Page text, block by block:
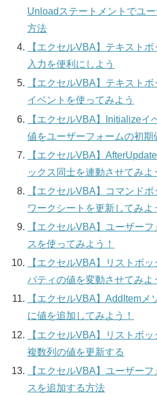
Unloadステートメントでユ
方法
【エクセルVBA】テキスト
入力を便利にしよう
【エクセルVBA】テキスト
イベントを使ってみよう
【エクセルVBA】Initializeイ
値をユーザーフォームの初期
【エクセルVBA】
ックス同士を連動させてみよ
【エクセルVBA】コマンド
ワークシートを更新してみよ
【エクセルVBA】ユーザー
スを使ってみよう！
【エクセルVBA】リストボ
パティの値を変動させてみよ
【エクセルVBA】AddItemメ
に値を追加してみよう！
【エクセルVBA】リストボ
複数列の値を更新する
【エクセルVBA】ユーザー
スを追加する方法